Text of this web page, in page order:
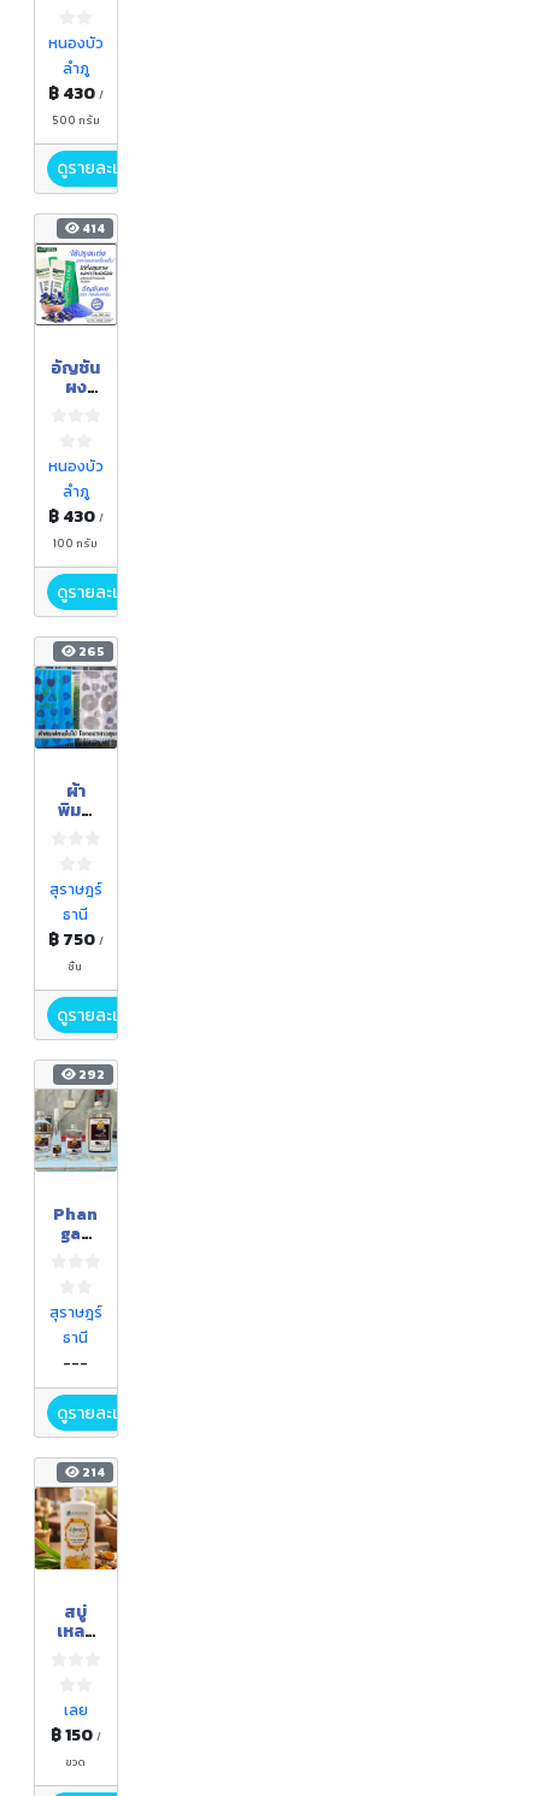
กอเงิน
ฟาร์ม
ขนาด
500
กรัม
หนองบัว
ลำภู
฿ 430 /
500 กรัม
ดูรายละเอียด
414
อัญชัน
ผง
ขนาด
500
กรัม
หนองบัว
ลำภู
฿ 430 /
100 กรัม
ดูรายละเอียด
265
ผ้า
พิมพ์
สุราษฎร์
ธานี
฿ 750 /
ชิ้น
ดูรายละเอียด
292
Phan
gan
มะพร้า
วสกัด
เย็น
บ้าน
โฉลก
หลำ
สุราษฎร์
ธานี
---
ดูรายละเอียด
214
สบู่
เหลว
เลย
฿ 150 /
ขวด